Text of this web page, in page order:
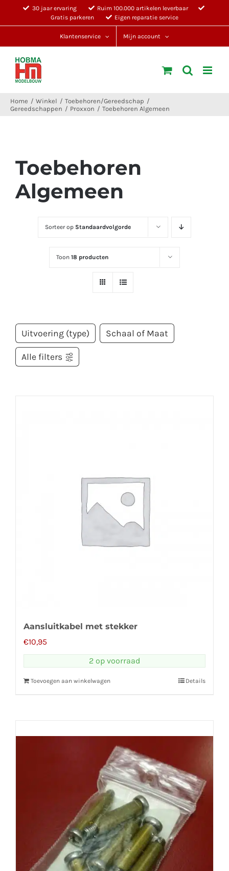
30 jaar ervaring
Ruim 100.000 artikelen leverbaar
Gratis parkeren
Eigen reparatie service
Klantenservice Mijn account
Home Winkel
Toebehoren/Gereedschap
Gereedschappen
Proxxon Toebehoren Algemeen
Toebehoren
Algemeen
Sorteer op Standaardvolgorde
Toon18 producten
Uitvoering (type) Schaal of Maat
Alle filters
Aansluitkabel met stekker
€10,95
2 op voorraad
Toevoegen aan winkelwagen Details